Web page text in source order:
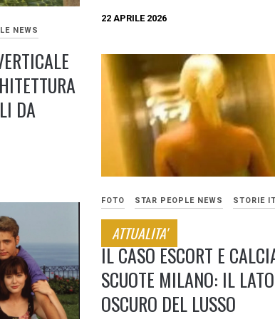
NEWS
DA
22 APRILE 2026
FOTO STAR PEOPLE NEWS STORIE
ATTUALITA'
IL CASO ESCORT E
SCUOTE MILANO: IL LATO
OSCURO DEL LUSSO